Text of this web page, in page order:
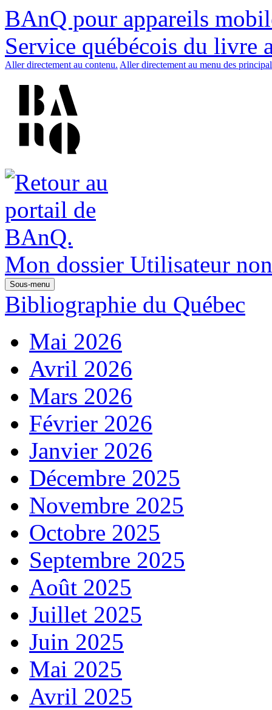
BAnQ pour appareils
Service québécois du livre
Aller directement au contenu. Aller directement au menu des
Mon dossier Utilisateur
Sous-menu
Bibliographie du Québec
Mai 2026
Avril 2026
Mars 2026
Février 2026
Janvier 2026
Décembre 2025
Novembre 2025
Octobre 2025
Septembre 2025
Août 2025
Juillet 2025
Juin 2025
Mai 2025
Avril 2025